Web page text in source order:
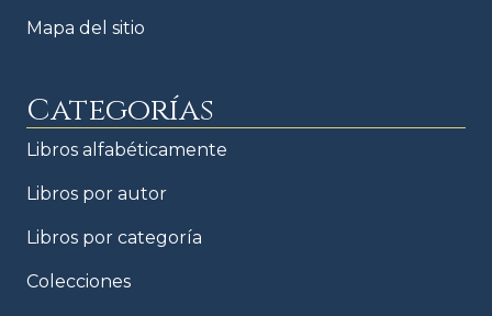
Mapa del sitio
Categorías
Libros alfabéticamente
Libros por autor
Libros por categoría
Colecciones